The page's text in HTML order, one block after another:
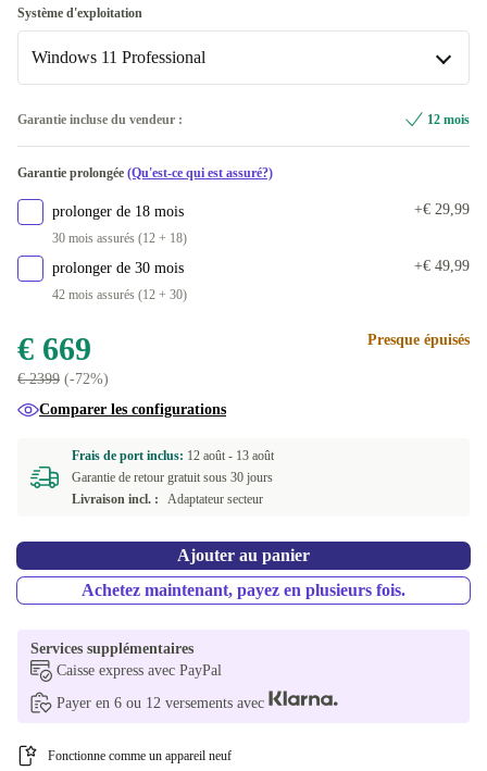
Optimale
Disponible dans d'autres variantes
Neuve
Système d'exploitation
Windows 11 Professional
Disponible dans d'autres variantes
Garantie incluse du vendeur : 12 mois
Garantie prolongée (Qu'est-ce qui est assuré?)
prolonger de 18 mois
30 mois assurés (12 + 18)
+€ 29,99
prolonger de 30 mois
42 mois assurés (12 + 30)
+€ 49,99
€ 669
€ 2399 (-72%)
Presque épuisés
Comparer les configurations
Frais de port inclus: 12 août - 13 août
Garantie de retour gratuit sous 30 jours
Livraison incl. :
Adaptateur secteur
Ajouter au panier
Achetez maintenant, payez en plusieurs fois.
Services supplémentaires
Caisse express avec PayPal
Payer en 6 ou 12 versements avec
Fonctionne comme un appareil neuf